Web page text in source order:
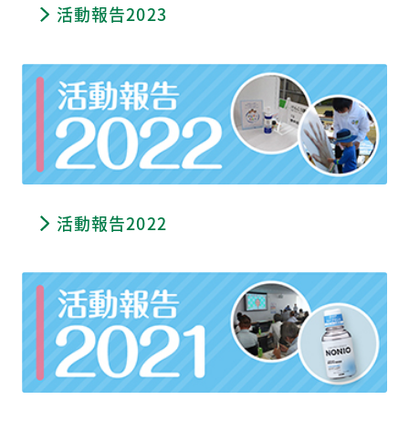
活動報告2023
活動報告2022